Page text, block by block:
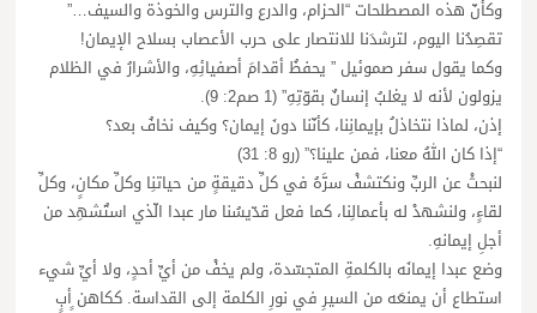
وكأنّ هذه المصطلحات “الحزام، والدرع والترس والخوذة والسيف…”
تقصِدُنا اليوم، لترشدَنا للانتصار على حرب الأعصاب بسلاح الإيمان!
وكما يقول سفر صموئيل ” يحفظُ أقدامَ أصفيائِهِ، والأشرارُ في الظلام
يزولون لأنه لا يغلبُ إنسانٌ بقوّتِهِ” (1 صم2: 9).
إذن، لماذا نتخاذلُ بإيمانِنا، كأنّنا دونَ إيمان؟ وكيف نخافُ بعد؟
“إذا كان اللهُ معنا، فمن علينا؟” (رو 8: 31)
لنبحثْ عن الربِّ ونكتشفْ سرَّهُ في كلِّ دقيقةٍ من حياتنِا وكلِّ مكانٍ، وكلِّ
لقاءٍ، ولنشهدْ له بأعمالِنا، كما فعل قدّيسُنا مار عبدا الّذي استُشهِد من
أجلِ إيمانهِ.
وضع عبدا إيمانَه بالكلمةِ المتجسّدة، ولم يخفْ من أيِّ أحدٍ، ولا أيِّ شيء
استطاع أن يمنعَه من السيرِ في نورِ الكلمة إلى القداسة. ككاهن ٍأبٍ